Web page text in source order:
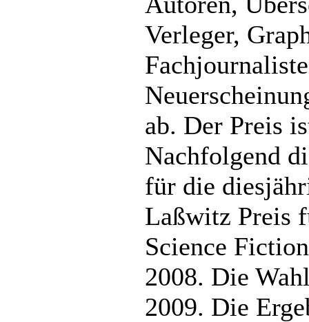
Verleger,
ab. Der Preis
Nachfolgend
für die
Laßwitz Preis
Science
2008. Die
2009. Die